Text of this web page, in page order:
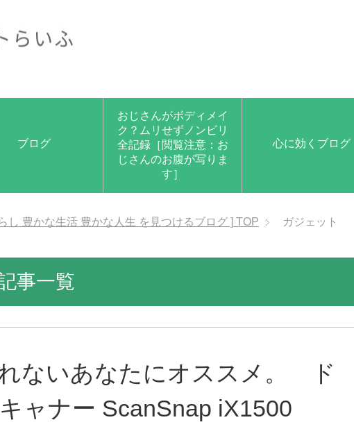
ブログ
おじさんがボディメイ
ク？ムリせずノンビリ
全記録［閲覧注意：お
じさんのお腹が写りま
す］
心に効くブログ
豊かな生活 豊かな人生 を見つけるブログ ] TOP ガジェット
事一覧
ないあなたにオススメ。 ド
ャナー ScanSnap iX1500